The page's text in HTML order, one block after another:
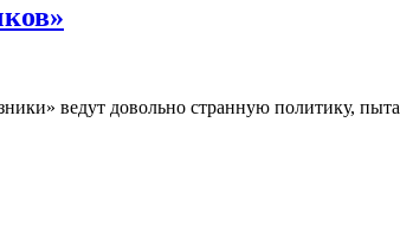
ведут довольно странную политику,